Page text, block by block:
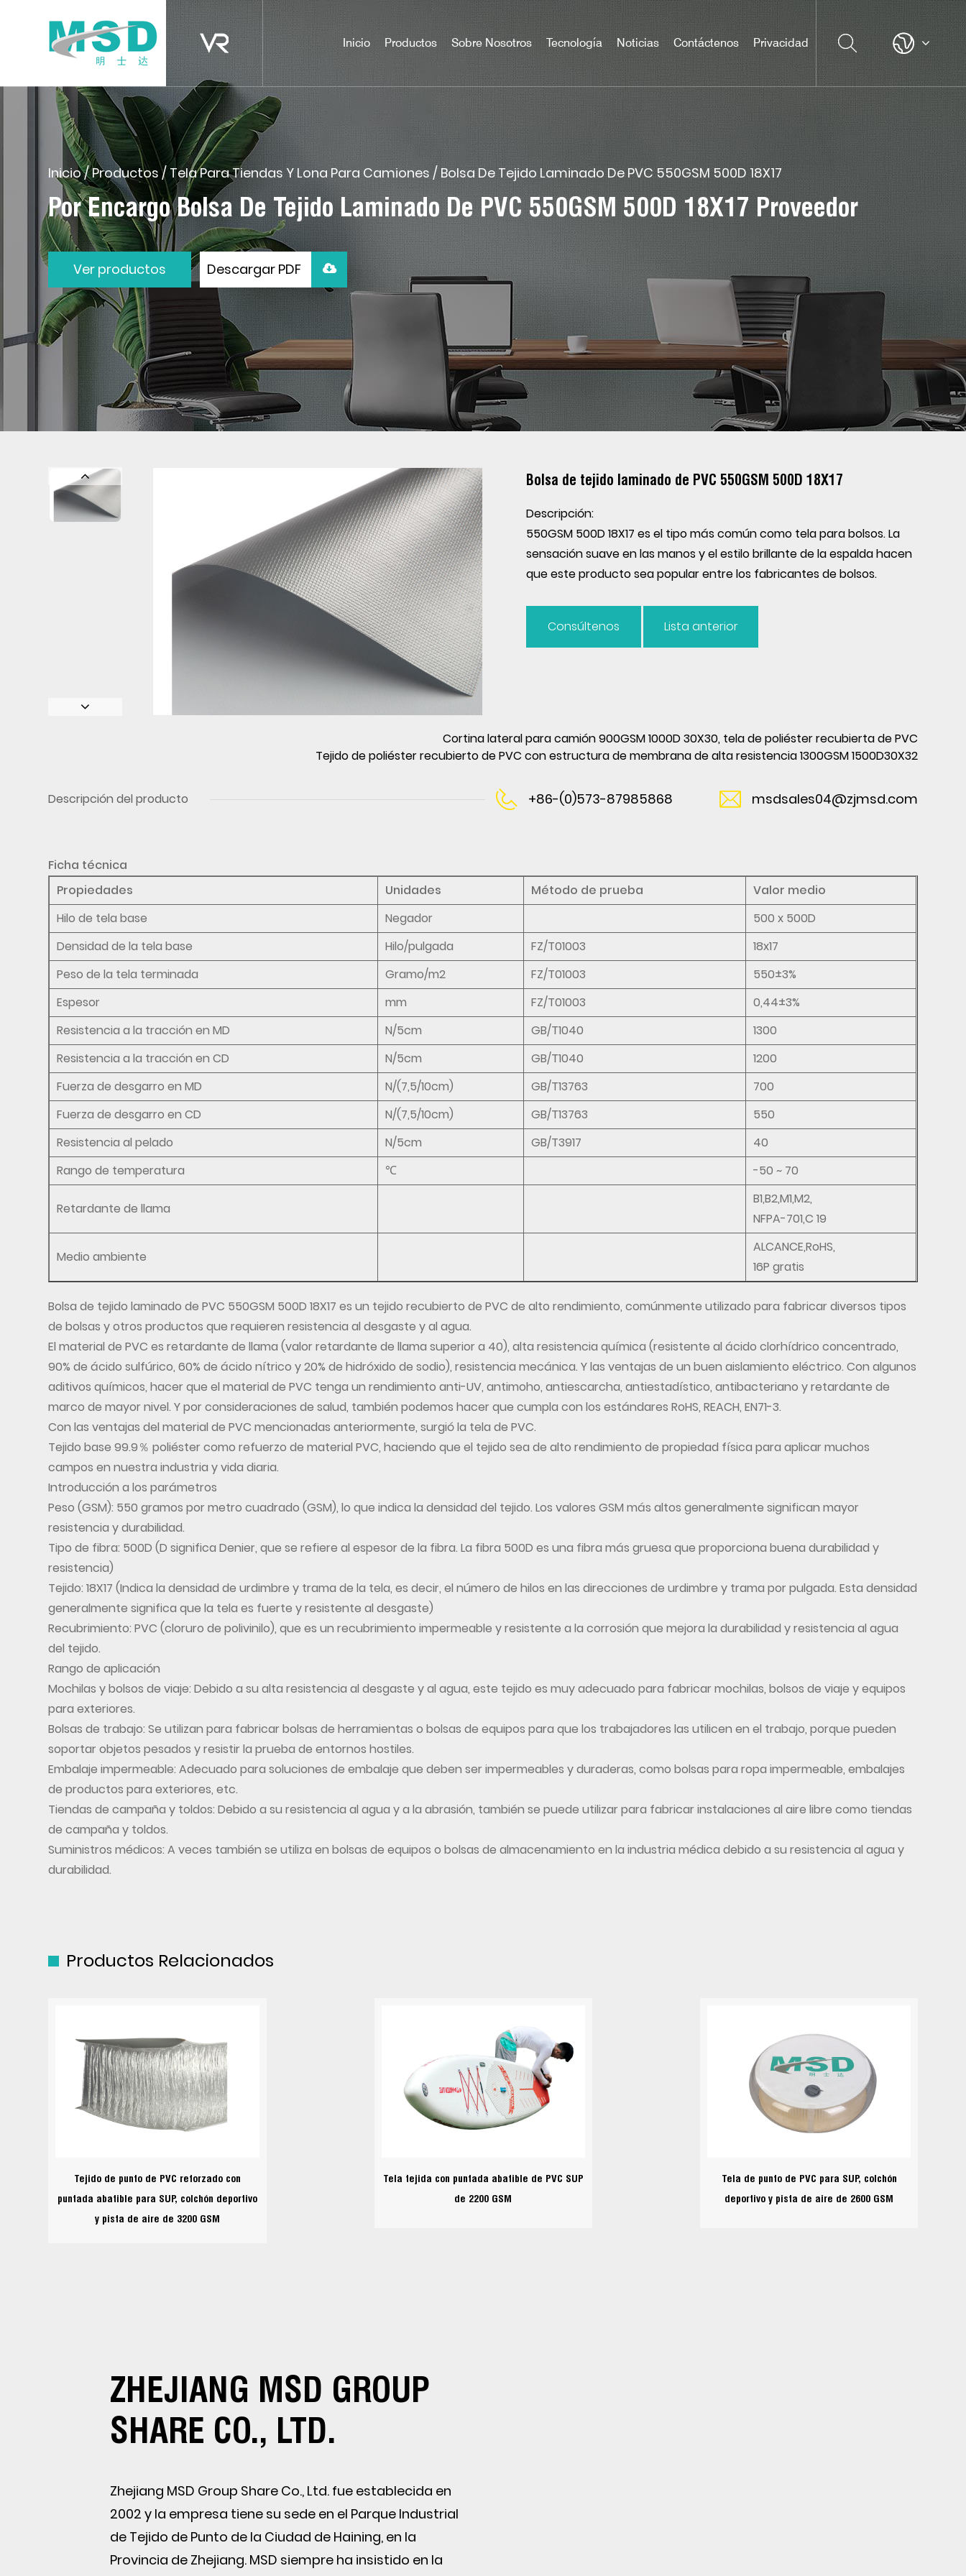
Inicio Productos Sobre Nosotros Tecnología Noticias Contáctenos Privacidad
Inicio/Productos/ Tela Para Tiendas Y Lona Para Camiones / Bolsa De Tejido Laminado De PVC 550GSM 500D 18X17
Por Encargo Bolsa De Tejido Laminado De PVC 550GSM 500D 18X17 Proveedor
Ver productos Descargar PDF
Bolsa de tejido laminado de PVC 550GSM 500D 18X17
Descripción:
550GSM 500D 18X17 es el tipo más común como tela para bolsos. La
sensación suave en las manos y el estilo brillante de la espalda hacen
que este producto sea popular entre los fabricantes de bolsos.
Consúltenos Lista anterior
Cortina lateral para camión 900GSM 1000D 30X30, tela de poliéster recubierta de PVC
Tejido de poliéster recubierto de PVC con estructura de membrana de alta resistencia 1300GSM 1500D30X32
Descripción del producto +86-(0)573-87985868 msdsales04@zjmsd.com
Ficha técnica
Propiedades
Unidades Método de prueba
Valor medio
Hilo de tela base
Negador
500 x 500D
Densidad de la tela base
Hilo/pulgada FZ/T01003
18x17
Peso de la tela terminada
Gramo/m2 FZ/T01003
550±3%
Espesor
mm FZ/T01003
0,44±3%
Resistencia a la tracción en MD
N/5cm GB/T1040
1300
Resistencia a la tracción en CD
N/5cm GB/T1040
1200
Fuerza de desgarro en MD
N/(7,5/10cm) GB/T13763
700
Fuerza de desgarro en CD
N/(7,5/10cm) GB/T13763
550
Resistencia al pelado
N/5cm GB/T3917
40
Rango de temperatura
℃ -50 ~ 70
Retardante de llama
B1,B2,M1,M2,
NFPA-701,C 19
Medio ambiente
ALCANCE,RoHS,
16P gratis
Bolsa de tejido laminado de PVC 550GSM 500D 18X17es un tejido recubierto de PVC de alto rendimiento, comúnmente utilizado para fabricar diversos tipos
de bolsas y otros productos que requieren resistencia al desgaste y al agua.
El material de PVC es retardante de llama (valor retardante de llama superior a 40), alta resistencia química (resistente al ácido clorhídrico concentrado,
90% de ácido sulfúrico, 60% de ácido nítrico y 20% de hidróxido de sodio), resistencia mecánica. Y las ventajas de un buen aislamiento eléctrico. Con algunos
aditivos químicos, hacer que el material de PVC tenga un rendimiento anti-UV, antimoho, antiescarcha, antiestadístico, antibacteriano y retardante de
marco de mayor nivel. Y por consideraciones de salud, también podemos hacer que cumpla con los estándares RoHS, REACH, EN71-3.
Con las ventajas del material de PVC mencionadas anteriormente, surgió la tela de PVC.
Tejido base 99.9％ poliéster como refuerzo de material PVC, haciendo que el tejido sea de alto rendimiento de propiedad física para aplicar muchos
campos en nuestra industria y vida diaria.
Introducción a los parámetros
Peso (GSM): 550 gramos por metro cuadrado (GSM), lo que indica la densidad del tejido. Los valores GSM más altos generalmente significan mayor
resistencia y durabilidad.
Tipo de fibra: 500D (D significa Denier, que se refiere al espesor de la fibra. La fibra 500D es una fibra más gruesa que proporciona buena durabilidad y
resistencia)
Tejido: 18X17 (Indica la densidad de urdimbre y trama de la tela, es decir, el número de hilos en las direcciones de urdimbre y trama por pulgada. Esta densidad
generalmente significa que la tela es fuerte y resistente al desgaste)
Recubrimiento: PVC (cloruro de polivinilo), que es un recubrimiento impermeable y resistente a la corrosión que mejora la durabilidad y resistencia al agua
del tejido.
Rango de aplicación
Mochilas y bolsos de viaje: Debido a su alta resistencia al desgaste y al agua, este tejido es muy adecuado para fabricar mochilas, bolsos de viaje y equipos
para exteriores.
Bolsas de trabajo: Se utilizan para fabricar bolsas de herramientas o bolsas de equipos para que los trabajadores las utilicen en el trabajo, porque pueden
soportar objetos pesados y resistir la prueba de entornos hostiles.
Embalaje impermeable: Adecuado para soluciones de embalaje que deben ser impermeables y duraderas, como bolsas para ropa impermeable, embalajes
de productos para exteriores, etc.
Tiendas de campaña y toldos: Debido a su resistencia al agua y a la abrasión, también se puede utilizar para fabricar instalaciones al aire libre como tiendas
de campaña y toldos.
Suministros médicos: A veces también se utiliza en bolsas de equipos o bolsas de almacenamiento en la industria médica debido a su resistencia al agua y
durabilidad.
Productos Relacionados
Tejido de punto de PVC reforzado con
puntada abatible para SUP, colchón deportivo
y pista de aire de 3200 GSM
Tela tejida con puntada abatible de PVC SUP
de 2200 GSM
Tela de punto de PVC para SUP, colchón
deportivo y pista de aire de 2600 GSM
ZHEJIANG MSD GROUP
SHARE CO., LTD.
Zhejiang MSD Group Share Co., Ltd. fue establecida en
2002 y la empresa tiene su sede en el Parque Industrial
de Tejido de Punto de la Ciudad de Haining, en la
Provincia de Zhejiang. MSD siempre ha insistido en la